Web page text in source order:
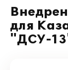
для
"ДСУ-